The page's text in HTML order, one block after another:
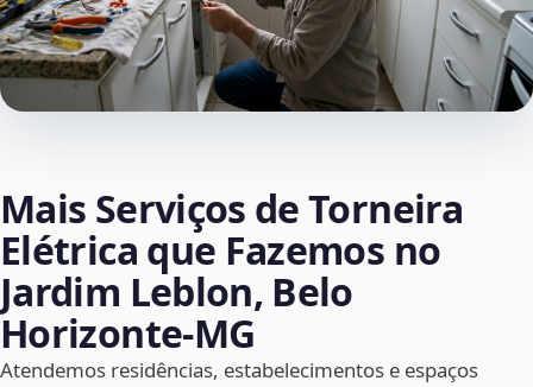
Mais Serviços de Torneira
Elétrica que Fazemos no
Jardim Leblon, Belo
Horizonte‑MG
Atendemos residências, estabelecimentos e espaços